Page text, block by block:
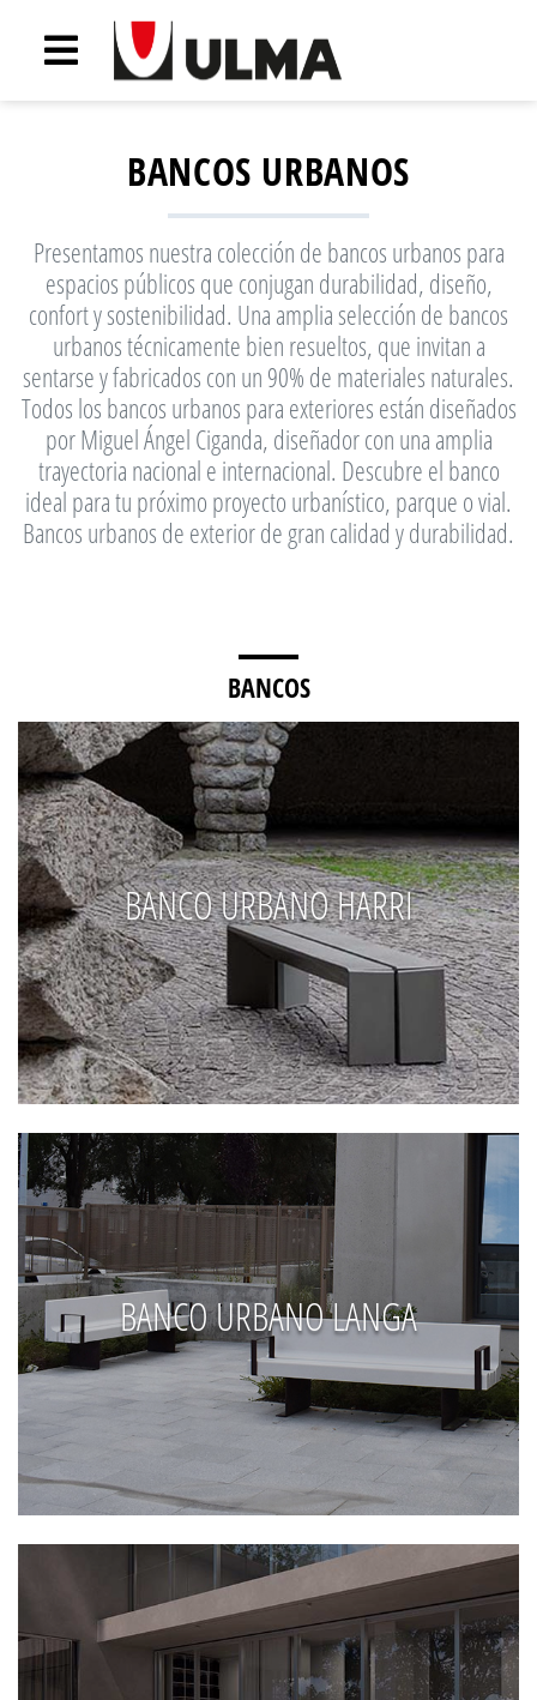
BANCOS URBANOS
Presentamos nuestra colección de bancos urbanos para
espacios públicos que conjugan durabilidad, diseño,
confort y sostenibilidad. Una amplia selección de bancos
urbanos técnicamente bien resueltos, que invitan a
sentarse y fabricados con un 90% de materiales naturales.
Todos los bancos urbanos para exteriores están diseñados
por Miguel Ángel Ciganda, diseñador con una amplia
trayectoria nacional e internacional. Descubre el banco
ideal para tu próximo proyecto urbanístico, parque o vial.
Bancos urbanos de exterior de gran calidad y durabilidad.
BANCOS
BANCO URBANO HARRI
BANCO URBANO LANGA